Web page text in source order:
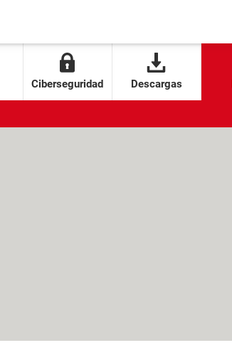
Ciberseguridad Descargas